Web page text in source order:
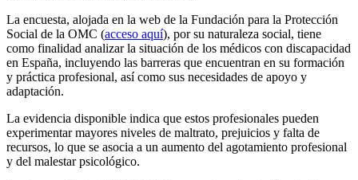
La encuesta, alojada en la web de la Fundación para la Protección
Social de la OMC (acceso aquí), por su naturaleza social, tiene
como finalidad analizar la situación de los médicos con discapacidad
en España, incluyendo las barreras que encuentran en su formación
y práctica profesional, así como sus necesidades de apoyo y
adaptación.
La evidencia disponible indica que estos profesionales pueden
experimentar mayores niveles de maltrato, prejuicios y falta de
recursos, lo que se asocia a un aumento del agotamiento profesional
y del malestar psicológico.